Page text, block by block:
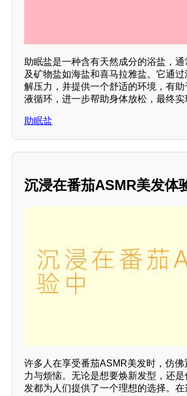
助眠盐是一种含有天然成分的浴盐，
及矿物盐如海盐和喜马拉雅盐。它通
解压力，并提供一个舒适的环境，有
液循环，进一步帮助身体放松，最终
助眠盐
沉浸在番茄ASMR美发体
许多人在享受番茄ASMR美发时，仿
力与烦恼。无论是想要焕新发型，还
发都为人们提供了一个理想的选择。